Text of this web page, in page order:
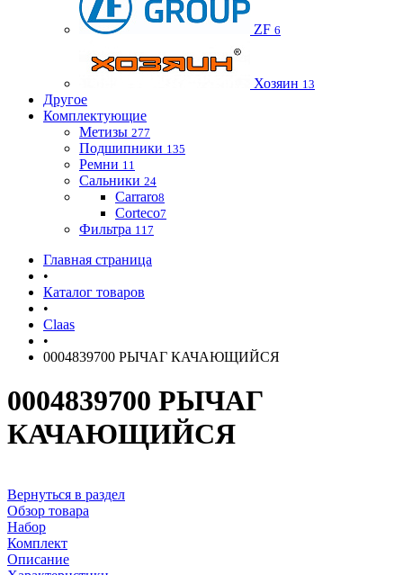
ZF 6
Хозяин 13
Другое
Комплектующие
Метизы 277
Подшипники 135
Ремни 11
Сальники 24
Carraro8
Corteco7
Фильтра 117
Главная страница
•
Каталог товаров
•
Claas
•
0004839700 РЫЧАГ КАЧАЮЩИЙСЯ
0004839700 РЫЧАГ
КАЧАЮЩИЙСЯ
Вернуться в раздел
Обзор товара
Набор
Комплект
Описание